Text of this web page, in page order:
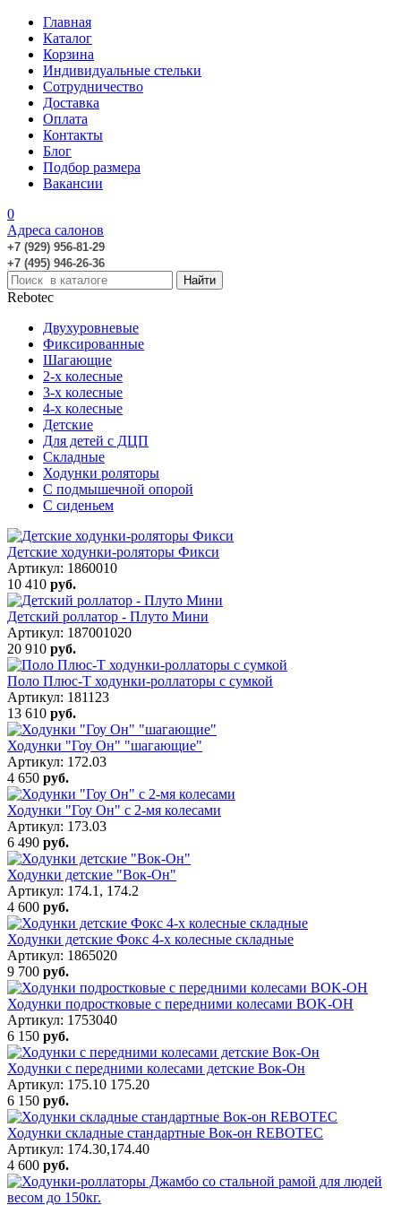
Главная
Каталог
Корзина
Индивидуальные стельки
Сотрудничество
Доставка
Оплата
Контакты
Блог
Подбор размера
Вакансии
0
Адреса салонов
+7 (929) 956-81-29
+7 (495) 946-26-36
Rebotec
Двухуровневые
Фиксированные
Шагающие
2-х колесные
3-х колесные
4-х колесные
Детские
Для детей с ДЦП
Складные
Ходунки роляторы
С подмышечной опорой
С сиденьем
Детские ходунки-роляторы Фикси
Артикул: 1860010
10 410 руб.
Детский роллатор - Плуто Мини
Артикул: 187001020
20 910 руб.
Поло Плюс-T ходунки-роллаторы с сумкой
Артикул: 181123
13 610 руб.
Ходунки "Гоу Он" "шагающие"
Артикул: 172.03
4 650 руб.
Ходунки "Гоу Он" с 2-мя колесами
Артикул: 173.03
6 490 руб.
Ходунки детские "Вок-Он"
Артикул: 174.1, 174.2
4 600 руб.
Ходунки детские Фокс 4-х колесные складные
Артикул: 1865020
9 700 руб.
Ходунки подростковые с передними колесами ВOK-OH
Артикул: 1753040
6 150 руб.
Ходунки с передними колесами детские Вок-Oн
Артикул: 175.10 175.20
6 150 руб.
Ходунки складные стандартные Вок-он REBOTEС
Артикул: 174.30,174.40
4 600 руб.